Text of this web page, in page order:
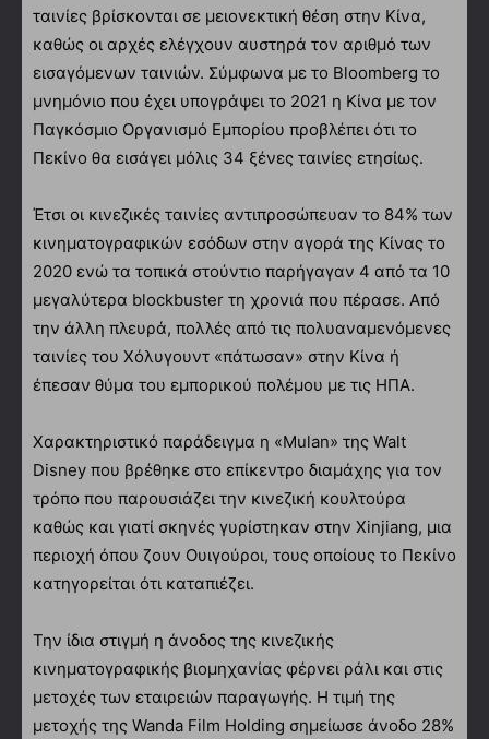
ταινίες βρίσκονται σε μειονεκτική θέση στην Κίνα,
καθώς οι αρχές ελέγχουν αυστηρά τον αριθμό των
εισαγόμενων ταινιών. Σύμφωνα με το Bloomberg το
μνημόνιο που έχει υπογράψει το 2021 η Κίνα με τον
Παγκόσμιο Οργανισμό Εμπορίου προβλέπει ότι το
Πεκίνο θα εισάγει μόλις 34 ξένες ταινίες ετησίως.
Έτσι οι κινεζικές ταινίες αντιπροσώπευαν το 84% των
κινηματογραφικών εσόδων στην αγορά της Κίνας το
2020 ενώ τα τοπικά στούντιο παρήγαγαν 4 από τα 10
μεγαλύτερα blockbuster τη χρονιά που πέρασε. Από
την άλλη πλευρά, πολλές από τις πολυαναμενόμενες
ταινίες του Χόλυγουντ «πάτωσαν» στην Κίνα ή
έπεσαν θύμα του εμπορικού πολέμου με τις ΗΠΑ.
Χαρακτηριστικό παράδειγμα η «Mulan» της Walt
Disney που βρέθηκε στο επίκεντρο διαμάχης για τον
τρόπο που παρουσιάζει την κινεζική κουλτούρα
καθώς και γιατί σκηνές γυρίστηκαν στην Xinjiang, μια
περιοχή όπου ζουν Ουιγούροι, τους οποίους το Πεκίνο
κατηγορείται ότι καταπιέζει.
Την ίδια στιγμή η άνοδος της κινεζικής
κινηματογραφικής βιομηχανίας φέρνει ράλι και στις
μετοχές των εταιρειών παραγωγής. Η τιμή της
μετοχής της Wanda Film Holding σημείωσε άνοδο 28%